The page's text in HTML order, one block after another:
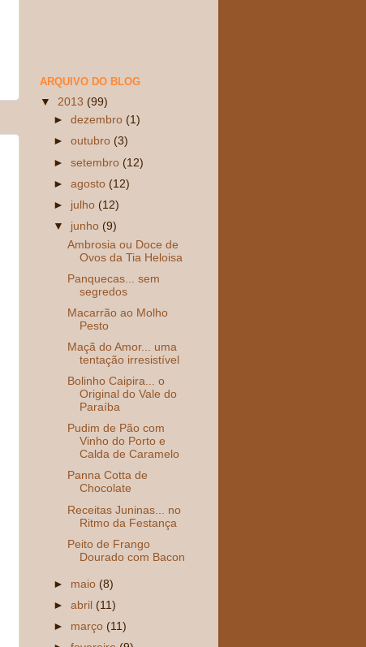
ARQUIVO DO BLOG
▼ 2013 (99)
►dezembro (1)
►outubro (3)
►setembro (12)
►agosto (12)
► julho (12)
▼ junho (9)
Ambrosia ou Doce de
Ovos da Tia Heloisa
Panquecas... sem
segredos
Macarrão ao Molho
Pesto
Maçã do Amor... uma
tentação irresistível
Bolinho Caipira... o
Original do Vale do
Paraíba
Pudim de Pão com
Vinho do Porto e
Calda de Caramelo
Panna Cotta de
Chocolate
Receitas Juninas... no
Ritmo da Festança
Peito de Frango
Dourado com Bacon
► maio (8)
►abril (11)
► março (11)